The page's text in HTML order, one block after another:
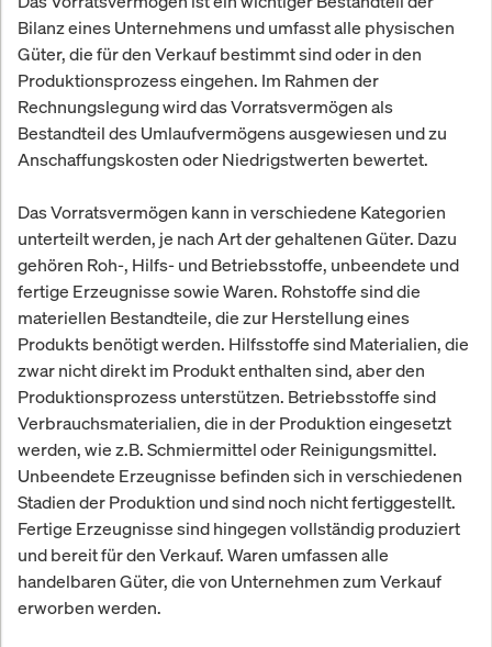
Bilanz eines Unternehmens und umfasst alle physischen
Güter, die für den Verkauf bestimmt sind oder in den
Produktionsprozess eingehen. Im Rahmen der
Rechnungslegung wird das Vorratsvermögen als
Bestandteil des Umlaufvermögens ausgewiesen und zu
Anschaffungskosten oder Niedrigstwerten bewertet.
Das Vorratsvermögen kann in verschiedene Kategorien
unterteilt werden, je nach Art der gehaltenen Güter. Dazu
gehören Roh-, Hilfs- und Betriebsstoffe, unbeendete und
fertige Erzeugnisse sowie Waren. Rohstoffe sind die
materiellen Bestandteile, die zur Herstellung eines
Produkts benötigt werden. Hilfsstoffe sind Materialien, die
zwar nicht direkt im Produkt enthalten sind, aber den
Produktionsprozess unterstützen. Betriebsstoffe sind
Verbrauchsmaterialien, die in der Produktion eingesetzt
werden, wie z.B. Schmiermittel oder Reinigungsmittel.
Unbeendete Erzeugnisse befinden sich in verschiedenen
Stadien der Produktion und sind noch nicht fertiggestellt.
Fertige Erzeugnisse sind hingegen vollständig produziert
und bereit für den Verkauf. Waren umfassen alle
handelbaren Güter, die von Unternehmen zum Verkauf
erworben werden.